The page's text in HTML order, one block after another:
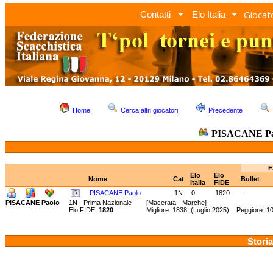
Contatti Elo Italia
Home Cerca altri giocatori Precedente
PISACANE
Nome
Cat
Elo
Italia
Elo
FIDE
Bullet
PISACANE Paolo
1N 0 1820
-
PISACANE Paolo
1N - Prima Nazionale [Macerata - Marche]
Elo FIDE: 1820 Migliore: 1838 (Luglio 2025) Peggiore: